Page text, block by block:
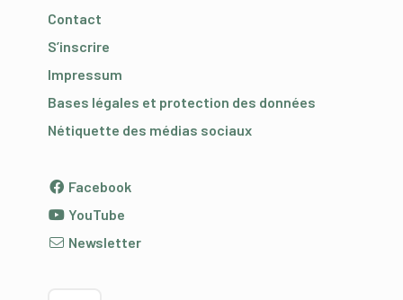
Contact
S’inscrire
Impressum
Bases légales et protection des données
Nétiquette des médias sociaux
Facebook
YouTube
Newsletter